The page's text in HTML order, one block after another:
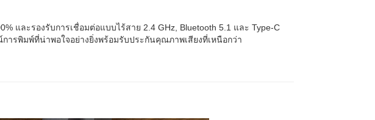
และรองรับการเชื่อมต่อแบบไร้สาย 2.4 GHz, Bluetooth 5.1 และ Type-C
รพิมพ์ที่น่าพอใจอย่างยิ่งพร้อมรับประกันคุณภาพเสียงที่เหนือกว่า